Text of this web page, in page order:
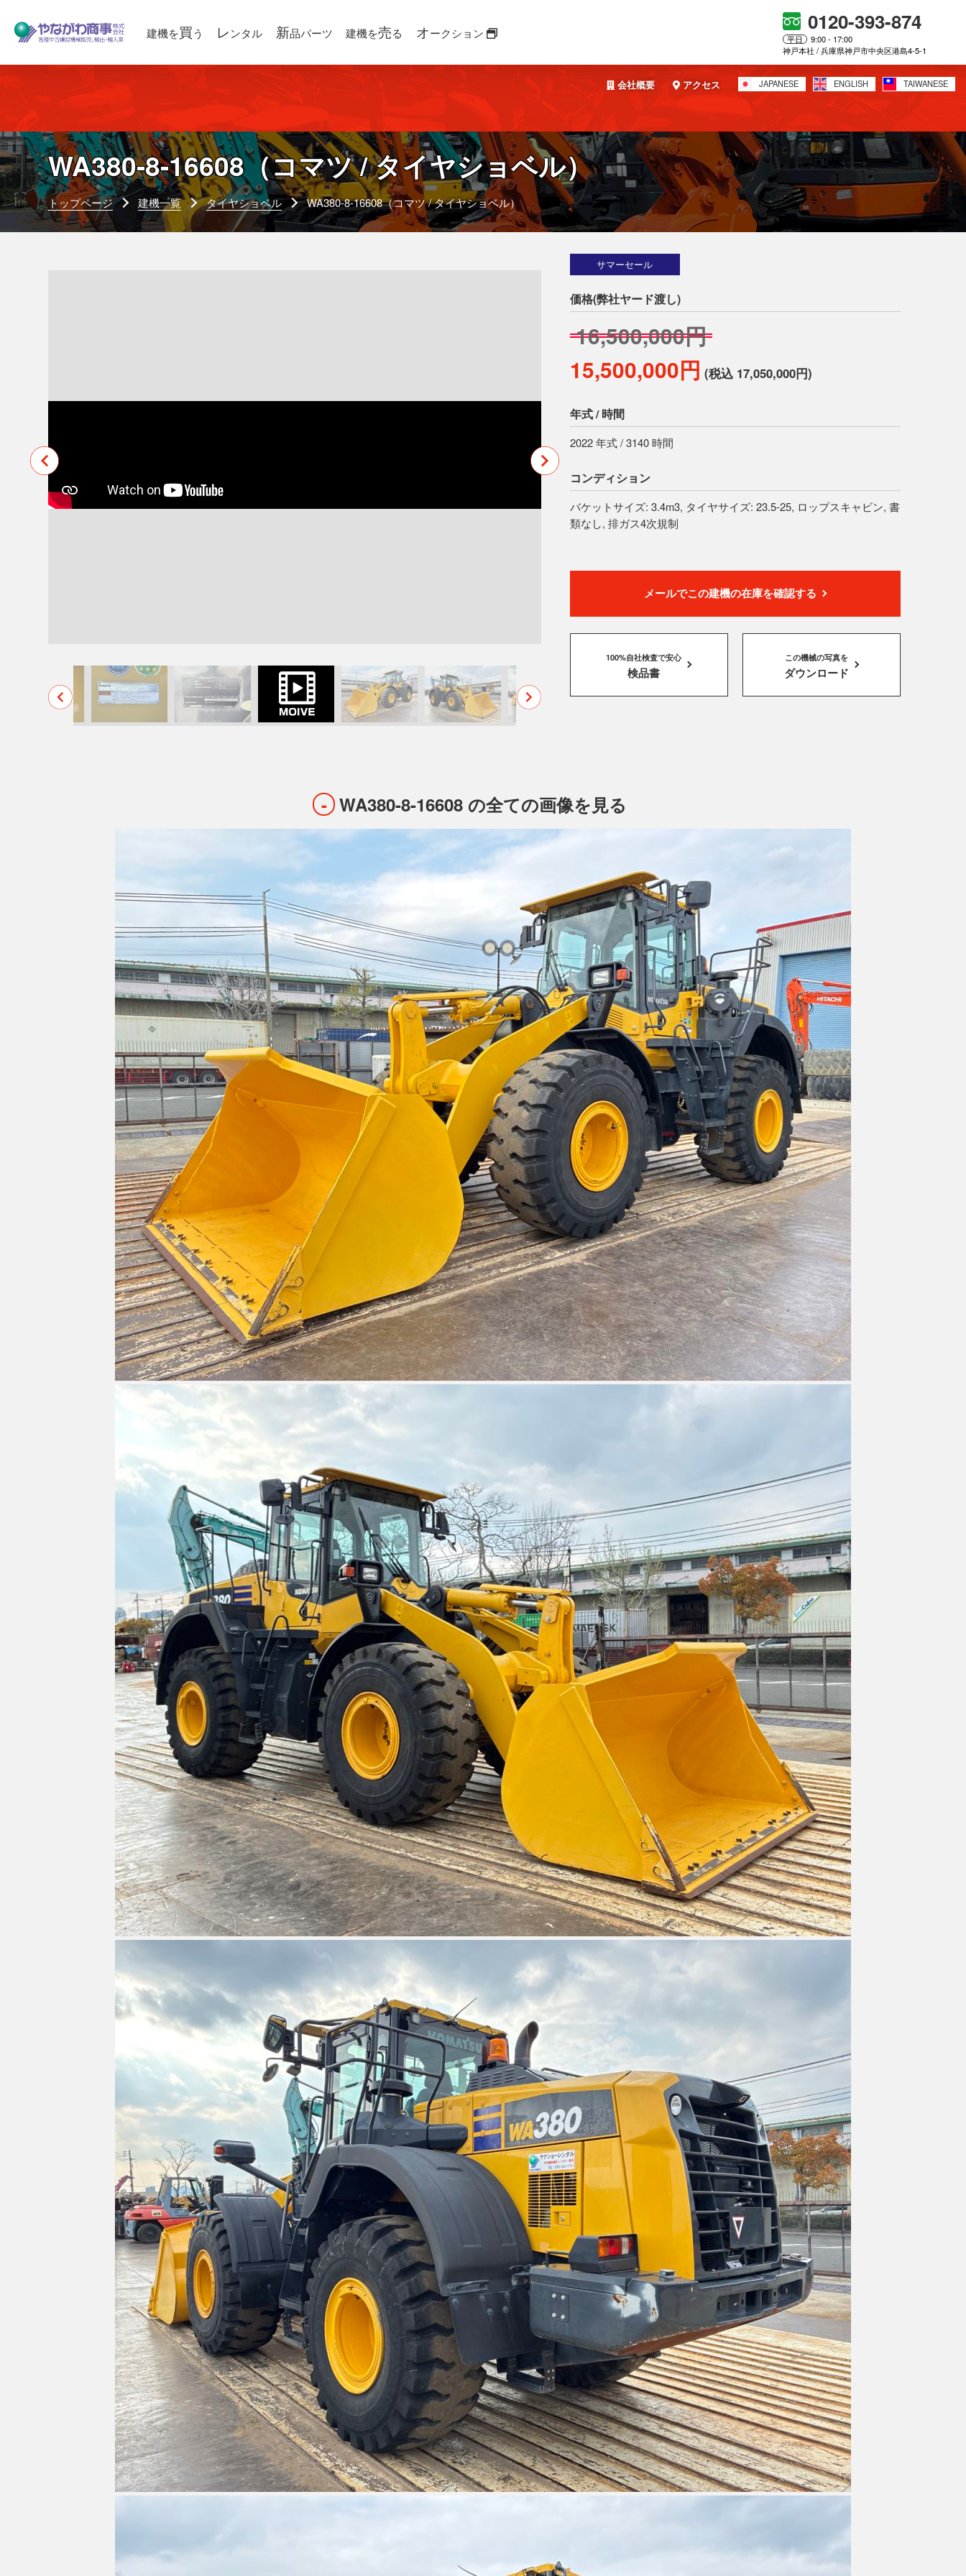
建機を買う レンタル 新品パーツ 建機を売る オークション 0120-393-874
平日
9:00 - 17:00
神戸本社 / 兵庫県神戸市中央区港島4-5-1
会社概要 アクセス JAPANESE ENGLISH TAIWANESE
WA380-8-16608（コマツ / タイヤショベル）
トップページ 建機一覧 タイヤショベル WA380-8-16608（コマツ / タイヤショベル）
サマーセール
価格(弊社ヤード渡し)
16,500,000円
15,500,000円 (税込 17,050,000円)
年式 / 時間
2022 年式 / 3140 時間
コンディション
バケットサイズ: 3.4m3, タイヤサイズ: 23.5-25, ロップスキャビン, 書
類なし, 排ガス4次規制
メールでこの建機の在庫を確認する
100%自社検査で安心
検品書
この機械の写真を
ダウンロード
WA380-8-16608 の全ての画像を見る